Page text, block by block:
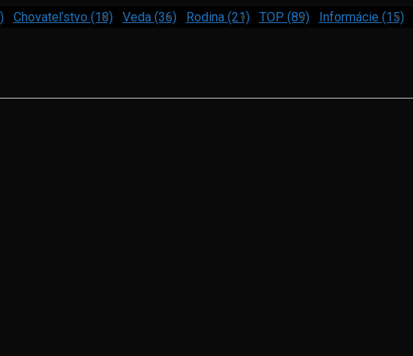
Chovateľstvo (18) Veda (36) Rodina (21) TOP (89) Informácie (15)